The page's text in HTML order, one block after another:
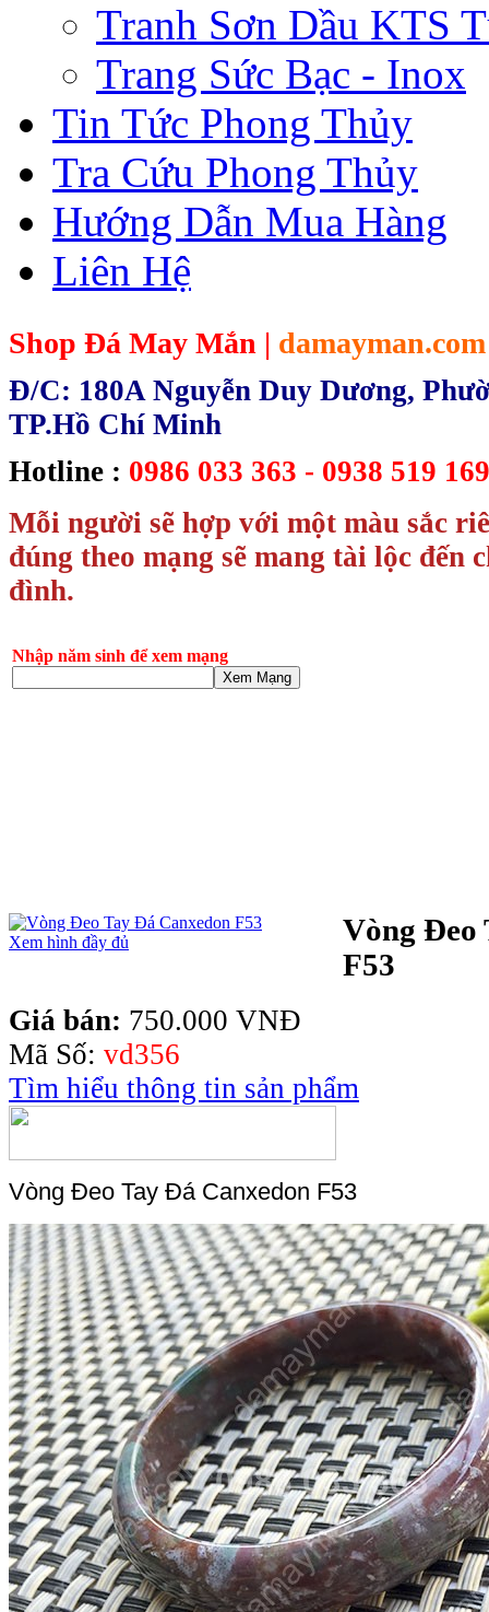
Tranh Sơn Dầu KTS
Trang Sức Bạc - Inox
Tin Tức Phong Thủy
Tra Cứu Phong Thủy
Hướng Dẫn Mua Hàng
Liên Hệ
Shop Đá May Mắn | damayman.com
Đ/C: 180A Nguyễn Duy Dương,
TP.Hồ Chí Minh
Hotline : 0986 033 363 - 0938 519
Mỗi người sẽ hợp với một màu sắc
đúng theo mạng sẽ mang tài lộc đến
đình.
Nhập năm sinh để xem mạng
Xem Mạng
Xem hình đầy đủ
Vòng Đeo
F53
Giá bán: 750.000 VNĐ
Mã Số: vd356
Tìm hiểu thông tin sản phẩm
Vòng Đeo Tay Đá Canxedon F53